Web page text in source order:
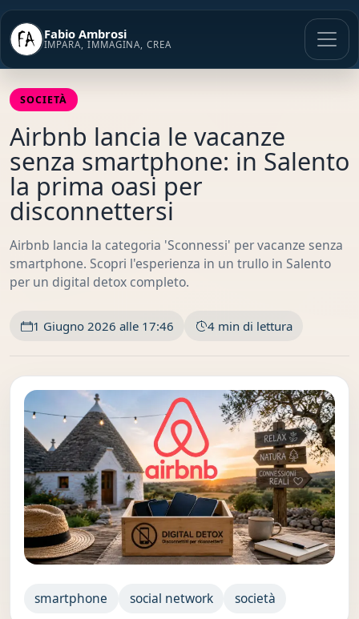
Vai
contenuto
Fabio Ambrosi
IMPARA, IMMAGINA, CREA
SOCIETÀ
Airbnb lancia le vacanze
senza smartphone: in Salento
la prima oasi per
disconnettersi
Airbnb lancia la categoria 'Sconnessi' per vacanze senza
smartphone. Scopri l'esperienza in un trullo in Salento
per un digital detox completo.
1 Giugno 2026 alle 17:46 4 min di lettura
smartphone social network società